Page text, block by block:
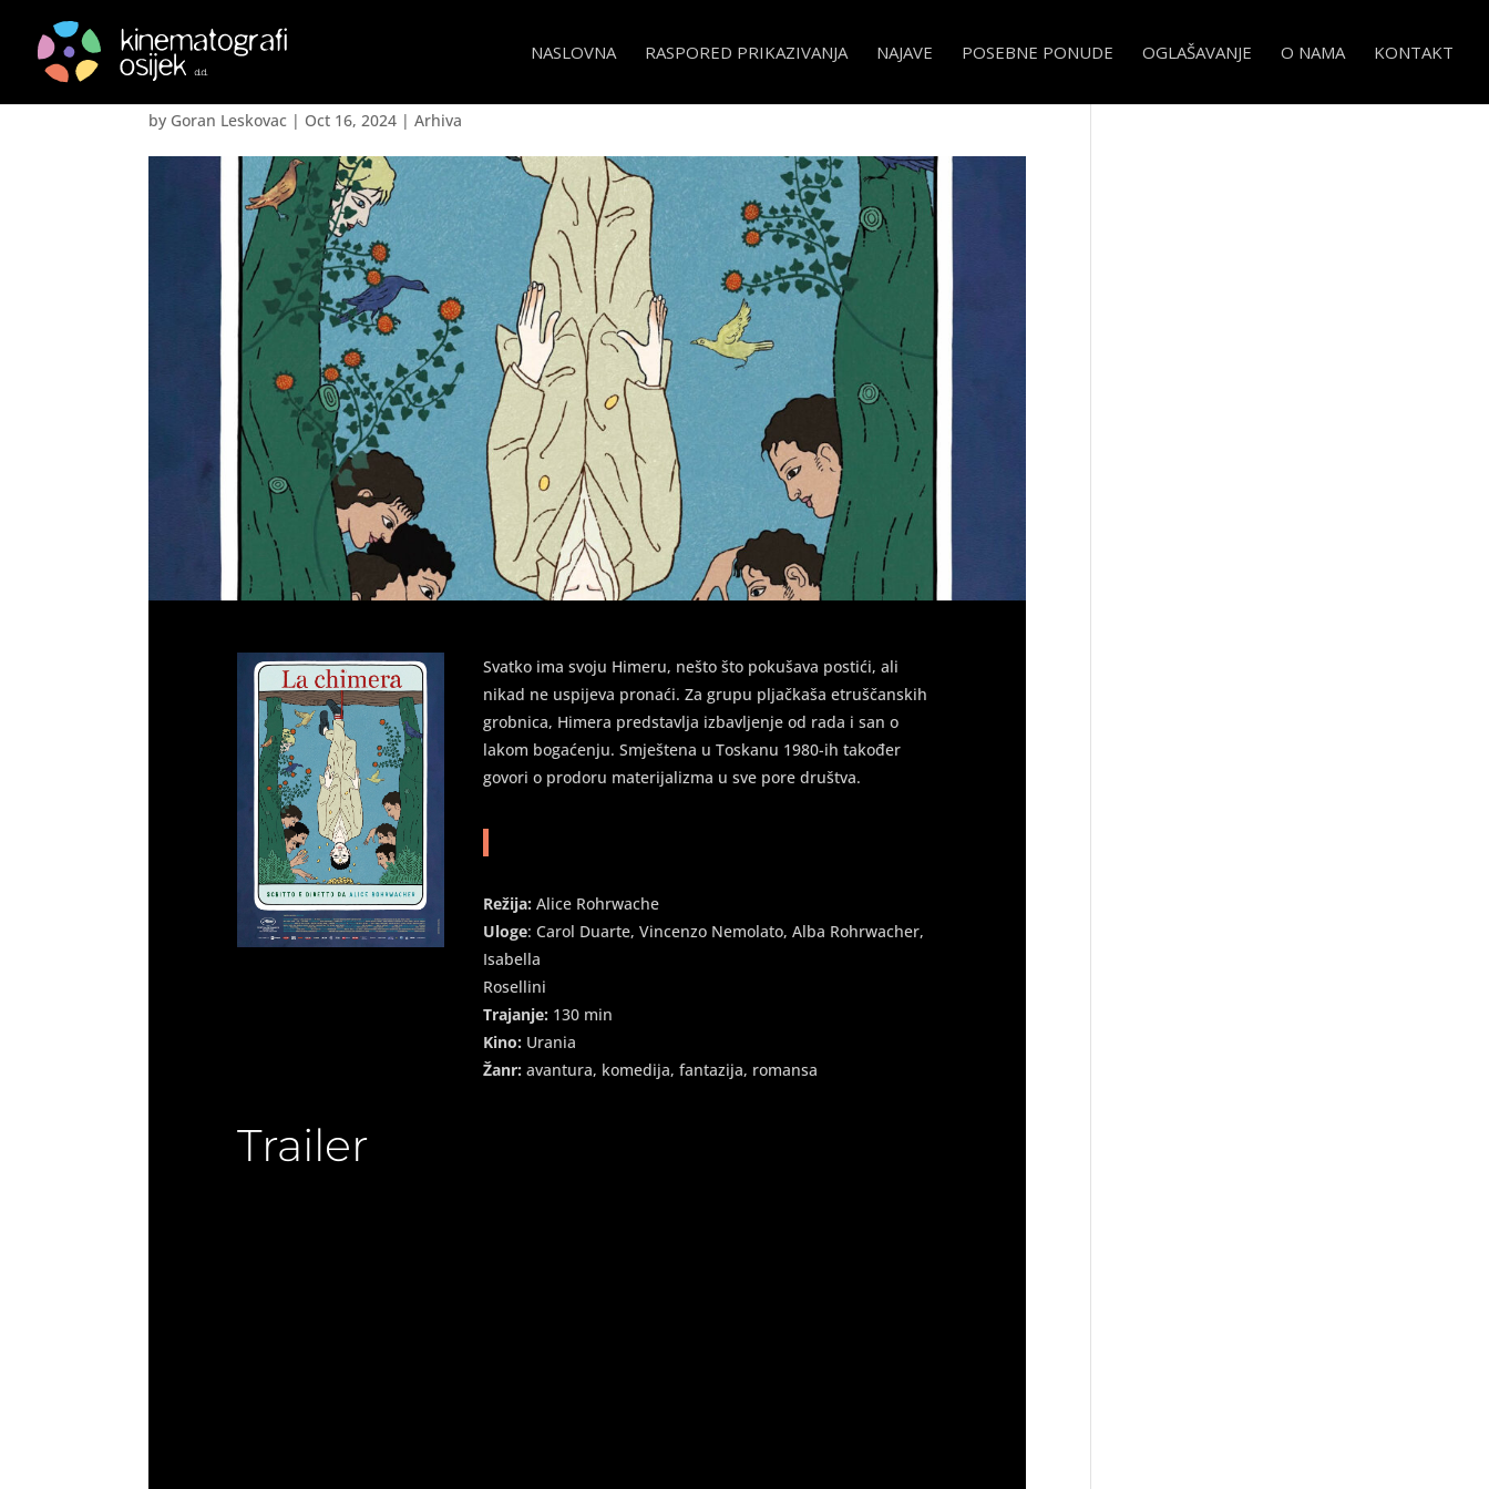
NASLOVNA RASPORED PRIKAZIVANJA NAJAVE POSEBNE PONUDE OGLAŠAVANJE O NAMA KONTAKT
Himera- La Chimera
by Goran Leskovac | Oct 16, 2024 |Arhiva
Svatko ima svoju Himeru, nešto što pokušava postići, ali
nikad ne uspijeva pronaći. Za grupu pljačkaša etruščanskih
grobnica, Himera predstavlja izbavljenje od rada i san o
lakom bogaćenju. Smještena u Toskanu 1980-ih također
govori o prodoru materijalizma u sve pore društva.
Režija: Alice Rohrwache
Uloge: Carol Duarte, Vincenzo Nemolato, Alba Rohrwacher,
Isabella
Rosellini
Trajanje: 130 min
Kino: Urania
Žanr: avantura, komedija, fantazija, romansa
Trailer